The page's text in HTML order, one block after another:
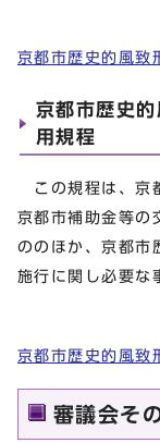
京都市歴史的風致
京都市歴史
用規程
この規程は、京
京都市補助金等の
ののほか、京都市
施行に関し必要な
京都市歴史的風致
審議会そ